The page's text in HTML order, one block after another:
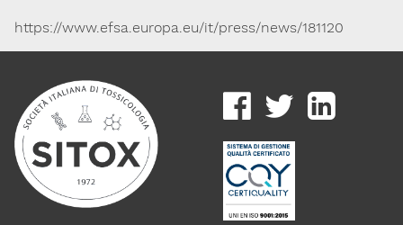
https://www.efsa.europa.eu/it/press/news/181120